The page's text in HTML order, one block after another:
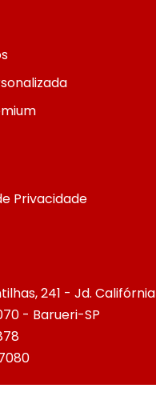
Privacidade
241 - Jd. Califórnia
- Barueri-SP